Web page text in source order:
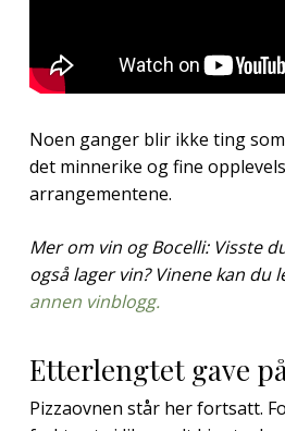
Noen ganger blir ikke ting
det minnerike og fine
arrangementene.
Mer om vin og Bocelli: Visste
også lager vin? Vinene kan du
annen vinblogg.
Etterlengtet gave
Pizzaovnen står her fortsatt.